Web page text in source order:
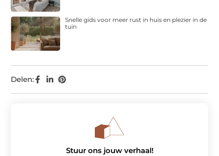
Delen:
Snelle gids voor meer rust in huis en plezier in de
tuin
Stuur ons jouw verhaal!